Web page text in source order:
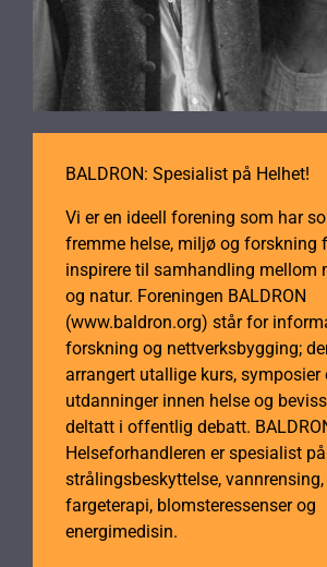
BALDRON: Spesialist på Helhet!
Vi er en ideell forening som har
fremme helse, miljø og forskning
inspirere til samhandling mellom
og natur. Foreningen BALDRON
(www.baldron.org) står for
forskning og nettverksbygging;
arrangert utallige kurs, symposier
utdanninger innen helse og
deltatt i offentlig debatt.
Helseforhandleren er spesialist på
strålingsbeskyttelse,
fargeterapi, blomsteressenser og
energimedisin.